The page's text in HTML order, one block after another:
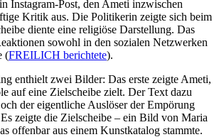
Instagram-Post, den Ameti inzwischen
Kritik aus. Die Politikerin zeigte sich beim
diente eine religiöse Darstellung. Das
sowohl in den sozialen Netzwerken
(FREILICH berichtete).
enthielt zwei Bilder: Das erste zeigte Ameti,
auf eine Zielscheibe zielt. Der Text dazu
der eigentliche Auslöser der Empörung
zeigte die Zielscheibe – ein Bild von Maria
offenbar aus einem Kunstkatalog stammte.